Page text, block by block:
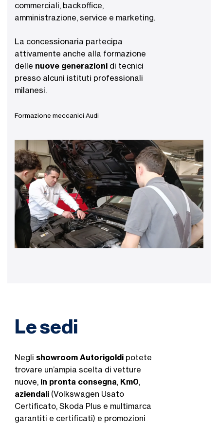
commerciali, backoffice,
amministrazione, service e marketing.
La concessionaria partecipa
attivamente anche alla formazione
delle nuove generazioni di tecnici
presso alcuni istituti professionali
milanesi.
Formazione meccanici Audi
Le sedi
Negli showroom Autorigoldi potete
trovare un’ampia scelta di vetture
nuove, in pronta consegna, Km0,
aziendali (Volkswagen Usato
Certificato, Skoda Plus e multimarca
garantiti e certificati) e promozioni